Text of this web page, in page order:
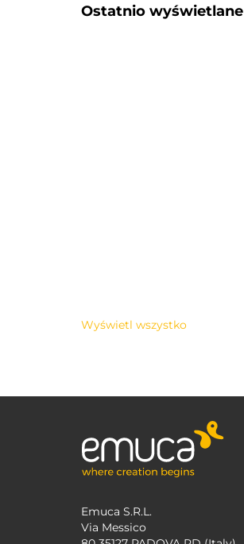
Ostatnio wyświetlane​
Wyświetl wszystko
Emuca S.R.L.
Via Messico